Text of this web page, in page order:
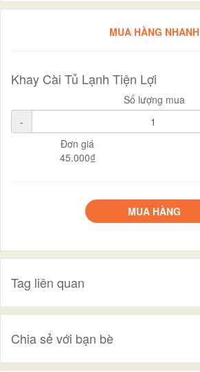
MUA HÀNG NHANH
Khay Cài Tủ Lạnh Tiện Lợi
Số lượng mua
-
Đơn giá
45.000₫
MUA HÀNG
Tag liên quan
Chia sẻ với bạn bè